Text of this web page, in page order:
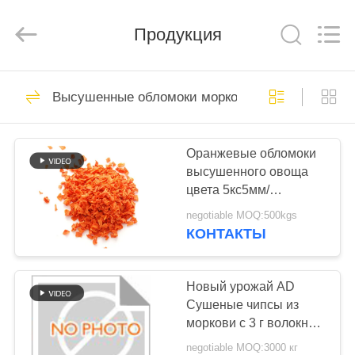
ДОМОЙ
ПРОДУКТЫ
НАС
ЭКСКУРСИЯ
ПО
ЗАВОДУ
TRADING
CO.,LTD..
Сухие мякиши
хлеба
205
японские мякиши
хлеба
171
Продукция
Высушенные обломоки моркови
Оранжевые обломоки
высушенного овоща
цвета 5кс5мм/
обезводили Вегетабле
хлопья
negotiable MOQ:500kgs
КОНТАКТЫ
Новый урожай AD
Сушеные чипсы из
моркови с 3 г волокна
150 мг натрия и 90 ккал
negotiable MOQ:3000 кг